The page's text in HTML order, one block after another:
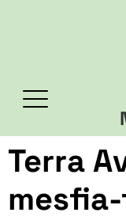
Terra